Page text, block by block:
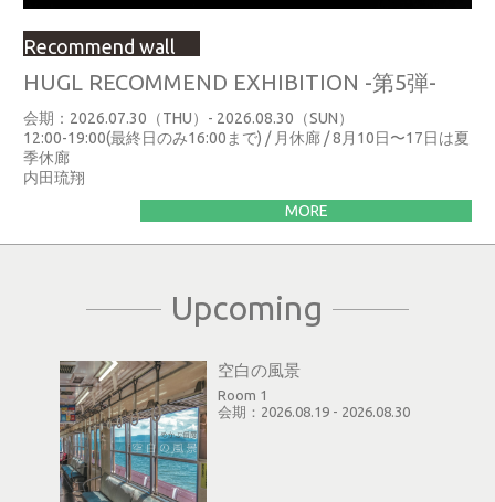
Recommend wall
HUGL RECOMMEND EXHIBITION -第5弾-
会期：2026.07.30（THU）- 2026.08.30（SUN）
12:00-19:00(最終日のみ16:00まで) / 月休廊 / 8月10日〜17日は夏
季休廊
内田琉翔
MORE
Upcoming
空白の風景
Room 1
会期：2026.08.19 - 2026.08.30